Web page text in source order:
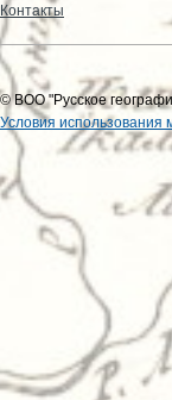
Контакты
© ВОО "Русское
Условия использования